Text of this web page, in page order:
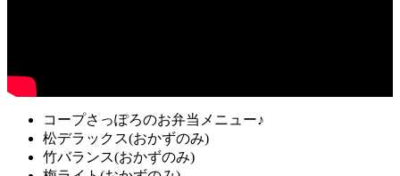
コープさっぽろのお弁当メニュー♪
松デラックス(おかずのみ)
竹バランス(おかずのみ)